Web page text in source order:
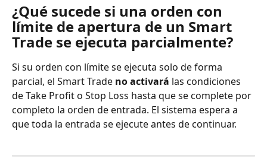
¿Qué sucede si una orden con
límite de apertura de un Smart
Trade se ejecuta parcialmente?
Si su orden con límite se ejecuta solo de forma
parcial, el Smart Trade no activará las condiciones
de Take Profit o Stop Loss hasta que se complete por
completo la orden de entrada. El sistema espera a
que toda la entrada se ejecute antes de continuar.